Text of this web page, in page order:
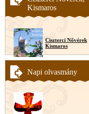
Kismaros
Ciszterci Nővérek
Kismaros
Napi olvasmány